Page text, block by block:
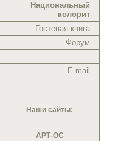
Национальный
колорит
Гостевая книга
Форум
E-mail
Наши сайты:
АРТ-ОС